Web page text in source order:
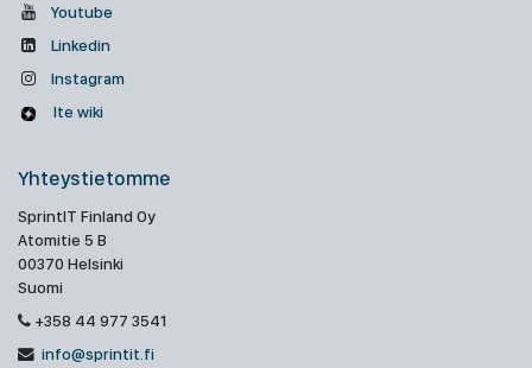
Youtube
Linkedin
Instagram
Ite wiki
Yhteystietomme
SprintIT Finland Oy
Atomitie 5 B
00370 Helsinki
Suomi
+358 44 977 3541
info@sprintit.fi